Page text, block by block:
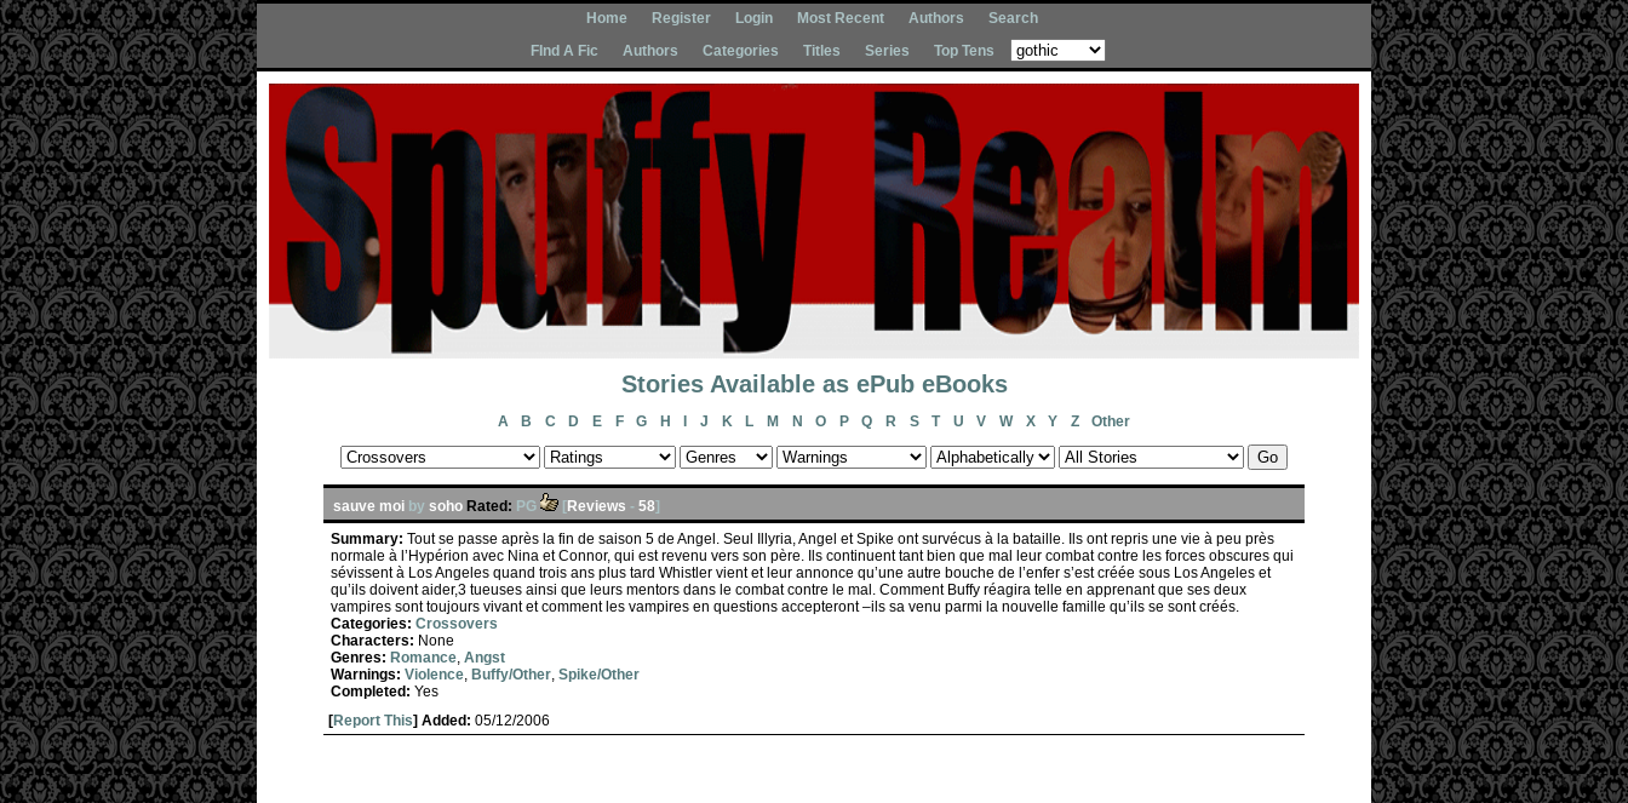
Home Register Login Most Recent Authors
Search
FInd A Fic
Authors Categories Titles Series Top Tens
Stories Available as ePub eBooks
A B C D E F G H J K L M N O P Q R S T U V W X Y Z Other
sauve moi by soho Rated: PG [Reviews - 58]
Summary: Tout se passe après la fin de saison 5 de Angel. Seul Illyria, Angel et Spike ont survécus à la bataille. Ils ont repris une vie à peu près
normale à l’Hypérion avec Nina et Connor, qui est revenu vers son père. Ils continuent tant bien que mal leur combat contre les forces obscures qui
sévissent à Los Angeles quand trois ans plus tard Whistler vient et leur annonce qu’une autre bouche de l’enfer s’est créée sous Los Angeles et
qu’ils doivent aider,3 tueuses ainsi que leurs mentors dans le combat contre le mal. Comment Buffy réagira telle en apprenant que ses deux
vampires sont toujours vivant et comment les vampires en questions accepteront –ils sa venu parmi la nouvelle famille qu’ils se sont créés.
Categories: Crossovers
Characters: None
Genres: Romance, Angst
Warnings: Violence, Buffy/Other, Spike/Other
Completed: Yes
[Report This] Added: 05/12/2006